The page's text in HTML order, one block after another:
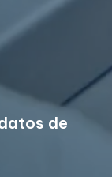
de